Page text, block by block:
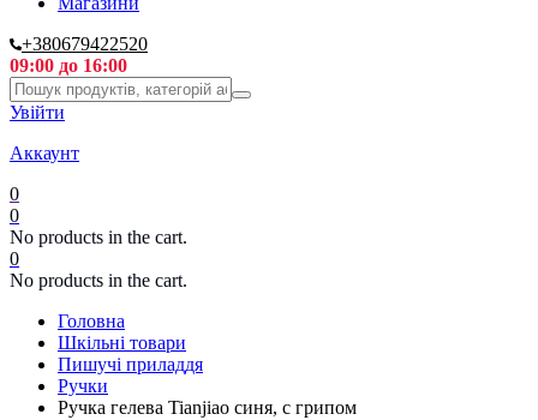
+380679422520
09:00 до 16:00
Увійти
Аккаунт
0
0
No products in the cart.
0
No products in the cart.
Головна
Шкільні товари
Пишучі приладдя
Ручки
Ручка гелева Tianjiao синя, с грипом